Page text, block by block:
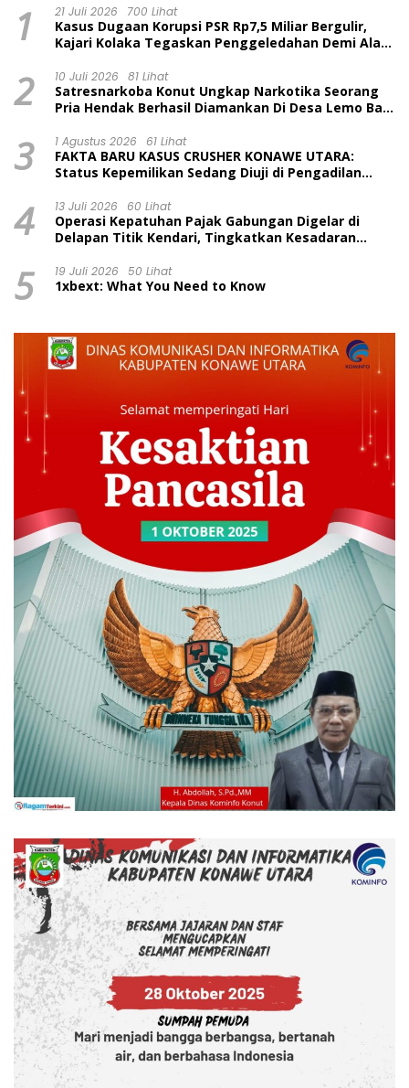
1 21 Juli 2026 700 Lihat
Kasus Dugaan Korupsi PSR Rp7,5 Miliar Bergulir,
Kajari Kolaka Tegaskan Penggeledahan Demi Alat
2 10 Juli 2026 81 Lihat
Satresnarkoba Konut Ungkap Narkotika Seorang
Pria Hendak Berhasil Diamankan Di Desa Lemo Bajo
3 1 Agustus 2026 61 Lihat
FAKTA BARU KASUS CRUSHER KONAWE UTARA:
Status Kepemilikan Sedang Diuji di Pengadilan
Dinilai Prematur
4 13 Juli 2026 60 Lihat
Operasi Kepatuhan Pajak Gabungan Digelar di
Delapan Titik Kendari, Tingkatkan Kesadaran
5 19 Juli 2026 50 Lihat
1xbext: What You Need to Know